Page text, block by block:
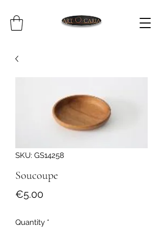
SKU: GS14258
Soucoupe
€5.00Price
Quantity *